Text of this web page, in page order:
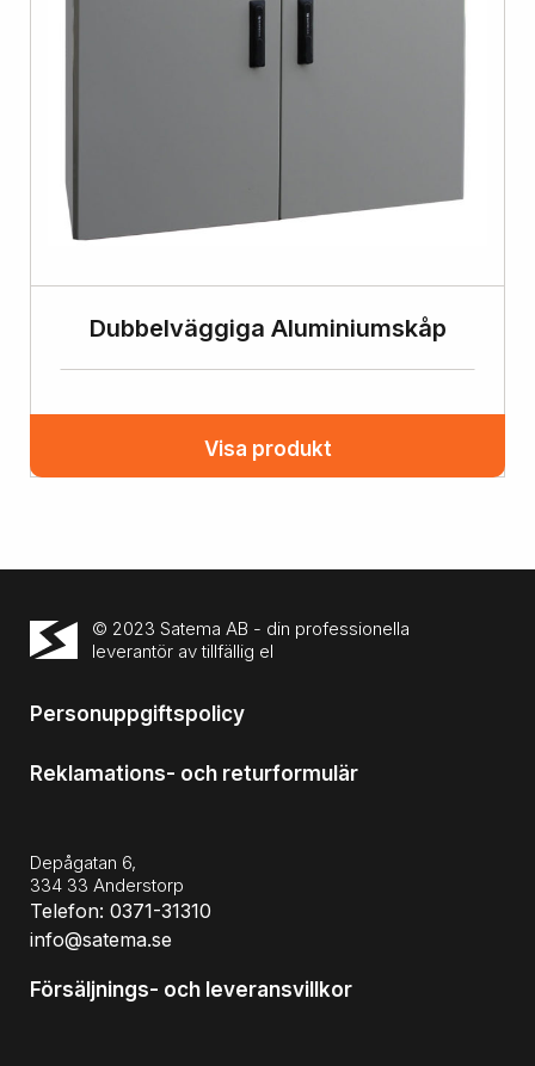
Dubbelväggiga Aluminiumskåp
Visa produkt
© 2023 Satema AB - din professionella
leverantör av tillfällig el
Personuppgiftspolicy
Reklamations- och returformulär
Depågatan 6,
334 33 Anderstorp
Telefon: 0371-31310
info@satema.se
Försäljnings- och leveransvillkor